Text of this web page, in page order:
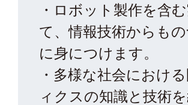
・ロボット製作を含
て、情報技術からも
に身につけます。
・多様な社会におけ
ィクスの知識と技術